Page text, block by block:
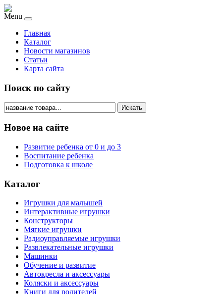
Menu
Главная
Каталог
Новости магазинов
Статьи
Карта сайта
Поиск по сайту
Искать
Новое на сайте
Развитие ребенка от 0 и до 3
Воспитание ребенка
Подготовка к школе
Каталог
Игрушки для малышей
Интерактивные игрушки
Конструкторы
Мягкие игрушки
Радиоуправляемые игрушки
Развлекательные игрушки
Машинки
Обучение и развитие
Автокресла и аксессуары
Коляски и аксессуары
Книги для родителей